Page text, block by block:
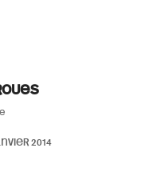
2014